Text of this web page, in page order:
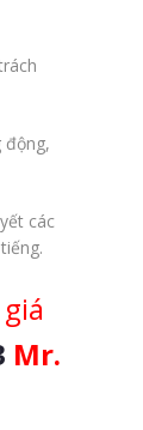
động,
các
Mr.